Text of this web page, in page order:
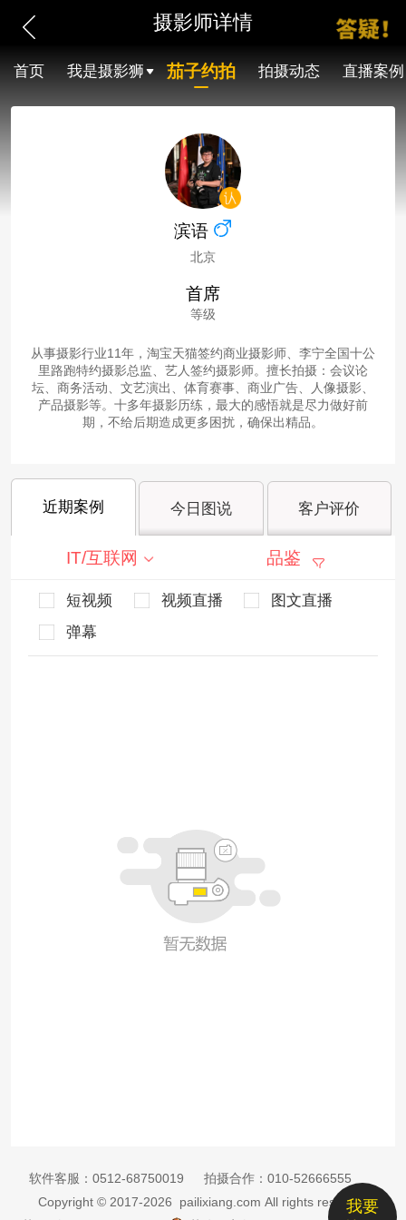
摄影师详情
首页 我是摄影狮 茄子约拍 拍摄动态 直播案例
滨语
北京
首席
等级
从事摄影行业11年，淘宝天猫签约商业摄影师、李宁全国十公
里路跑特约摄影总监、艺人签约摄影师。擅长拍摄：会议论
坛、商务活动、文艺演出、体育赛事、商业广告、人像摄影、
产品摄影等。十多年摄影历练，最大的感悟就是尽力做好前
期，不给后期造成更多困扰，确保出精品。
近期案例 今日图说 客户评价
IT/互联网 品鉴
短视频 视频直播
图文直播
弹幕
我要
软件客服： 0512-68750019 拍摄合作： 010-52666555
Copyright © 2017-2026 pailixiang.com All rights reserved